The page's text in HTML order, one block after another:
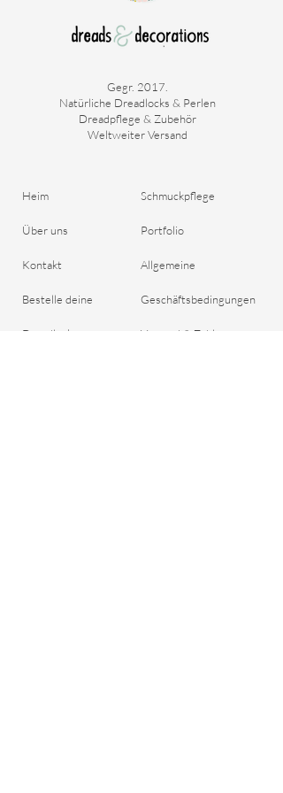
Gegr. 2017.
Natürliche Dreadlocks & Perlen
Dreadpflege & Zubehör
Weltweiter Versand
Heim
Über uns
Kontakt
Bestelle deine
Dreadlocks
Schmuckpflege
Portfolio
Allgemeine
Geschäftsbedingungen
Versand & Zahlung